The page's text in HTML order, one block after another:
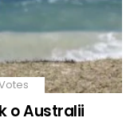
o Australii